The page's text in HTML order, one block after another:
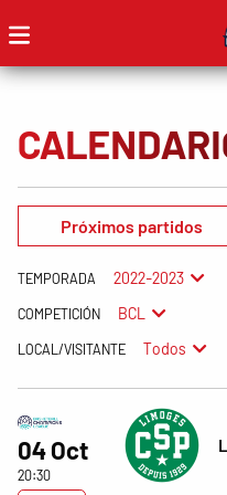
Próximos partidos
TEMPORADA 2022-2023
COMPETICIÓN BCL
LOCAL/VISITANTE Todos
04 Oct
20:30